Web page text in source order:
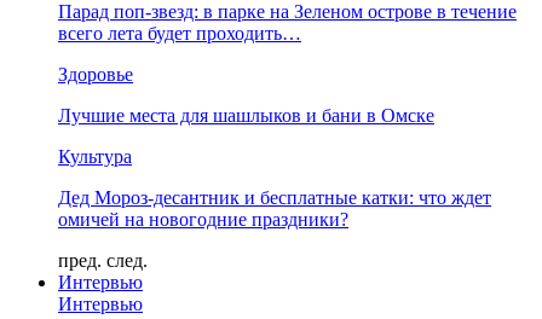
Парад поп-звезд: в парке на Зеленом острове в течение
всего лета будет проходить…
Здоровье
Лучшие места для шашлыков и бани в Омске
Культура
Дед Мороз-десантник и бесплатные катки: что ждет
омичей на новогодние праздники?
пред. след.
Интервью
Интервью